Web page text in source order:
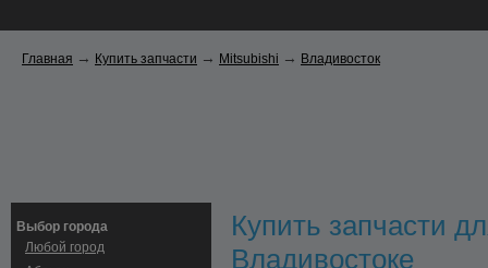
Главная → Купить запчасти → Mitsubishi → Владивосток
Выбор города
Любой город
Купить запчасти
Владивостоке